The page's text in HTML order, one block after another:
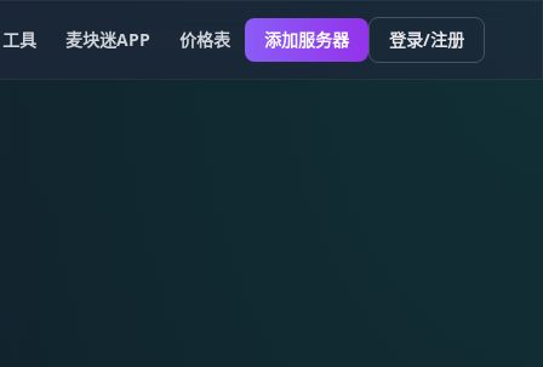
工具 麦块迷APP 价格表 添加服务器 登录/注册